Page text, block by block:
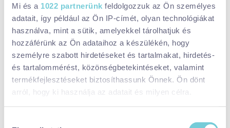
Mi és a 1022 partnerünk feldolgozzuk az Ön személyes
adatait, így például az Ön IP-címét, olyan technológiákat
használva, mint a sütik, amelyekkel tárolhatjuk és
hozzáférünk az Ön adataihoz a készülékén, hogy
személyre szabott hirdetéseket és tartalmakat, hirdetés-
és tartalommérést, közönségbetekintéseket, valamint
termékfejlesztéseket biztosíthassunk Önnek. Ön dönt
arról, hogy ki használja az adatait és milyen célra.
A blended learning módszerrel kombináljuk az online és
személyes tanulást:
🔹 Online tudásanyagok – rugalmas, önálló tanulásra is
lehetőség.
🔹 Személyes tréning – interaktív, gyakorlati helyzetek tapasztalt
oktatókkal.